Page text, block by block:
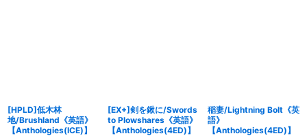
[HPLD]低木林
地/Brushland《英語》
【Anthologies(ICE)】
[EX+]剣を鍬に/Swords
to Plowshares《英語》
【Anthologies(4ED)】
稲妻/Lightning Bolt《英
語》
【Anthologies(4ED)】